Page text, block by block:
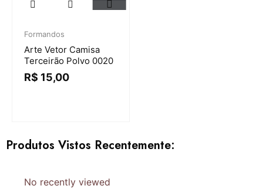
Formandos
Arte Vetor Camisa
Terceirão Polvo 0020
R$ 15,00
Produtos Vistos Recentemente:
No recently viewed